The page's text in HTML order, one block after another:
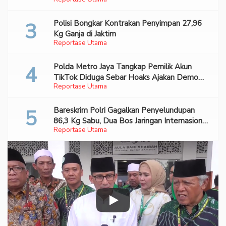
Reportase Utama
Polisi Bongkar Kontrakan Penyimpan 27,96
Kg Ganja di Jaktim
Reportase Utama
Polda Metro Jaya Tangkap Pemilik Akun
TikTok Diduga Sebar Hoaks Ajakan Demo
Turunkan Prabowo-Gibran
Reportase Utama
Bareskrim Polri Gagalkan Penyelundupan
86,3 Kg Sabu, Dua Bos Jaringan Internasional
Diburu